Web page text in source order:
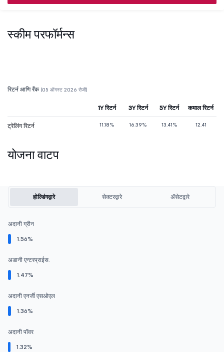
स्कीम परफॉर्मन्स
रिटर्न आणि रँक (05 ऑगस्ट 2026 रोजी)
1Y रिटर्न 3Y रिटर्न 5Y रिटर्न कमाल रिटर्न
ट्रेलिंग रिटर्न 11.18% 16.39% 13.41% 12.41
योजना वाटप
होल्डिंगद्वारे सेक्टरद्वारे ॲसेटद्वारे
अदानी ग्रीन
1.56%
अडानी एन्टरप्राईस.
1.47%
अदानी एनर्जी एसओएल
1.36%
अदानी पॉवर
1.32%